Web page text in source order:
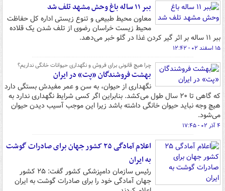
ببر ۱۱ ساله ‌باغ وحش مشهد تلف شد
معاون محیط طبیعی و تنوع زیستی اداره کل حفاظت
محیط زیست خراسان رضوی از تلف شدن یک قلاده
ببر ۱۱ ساله بر اثر گیر کردن غذا در گلو خبر می‌دهد.
۱۵ اسفند ۰۲ - ۱۲:۴۲
چرا هیچ قانونی برای فروش و نگهداری حیوانات خانگی نداریم؟
بهشت فروشندگان «پت» در ایران
نگهداری از حیوان، به سن و عمر مفیدش بستگی دارد
که گاهی تا ۲۰ سال طول می‌کشد. بنابراین اگر کسی شرایط نگهداری ندارد به
هیچ وجه نباید حیوان خانگی داشته باشد زیرا این موجب آسیب دیدن حیوان
می‌شود.
۴ آذر ۰۲ - ۱۷:۴۵
اعلام آمادگی ۲۵ کشور جهان برای صادرات گوشت
به ایران
رئیس سازمان دامپزشکی کشور گفت: ۲۵ کشور
جهان آمادگی خود را برای صادرات گوشت به ایران